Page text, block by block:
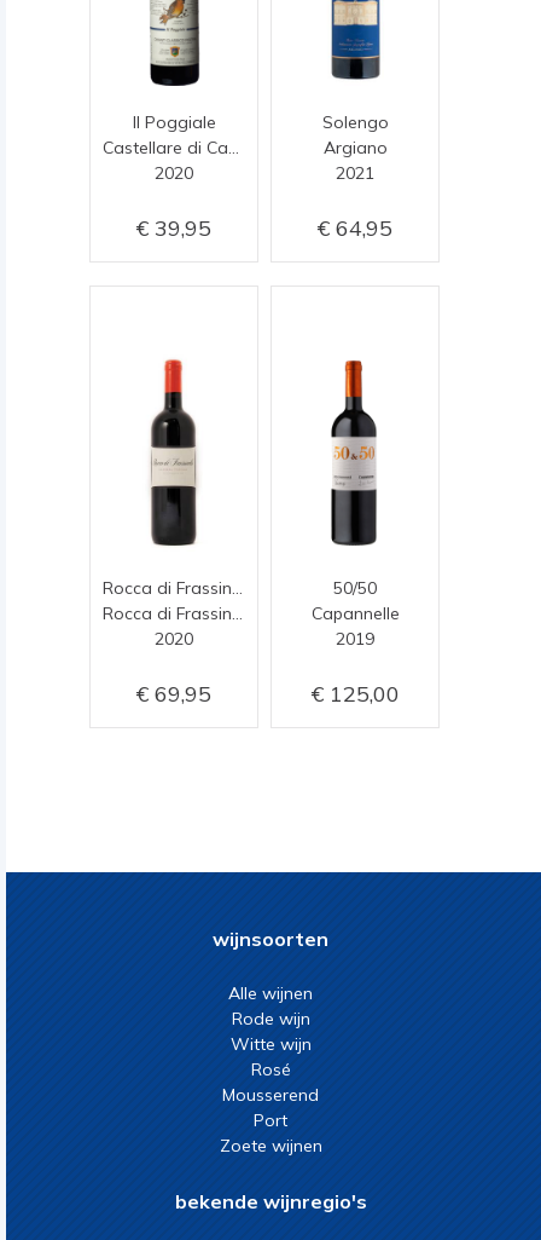
Il Poggiale
2020
39,95
Solengo
Argiano
2021
64,95
2020
69,95
50/50
Capannelle
2019
125,00
wijnsoorten
Alle wijnen
Rode wijn
Witte wijn
Rosé
Mousserend
Port
Zoete wijnen
bekende wijnregio's